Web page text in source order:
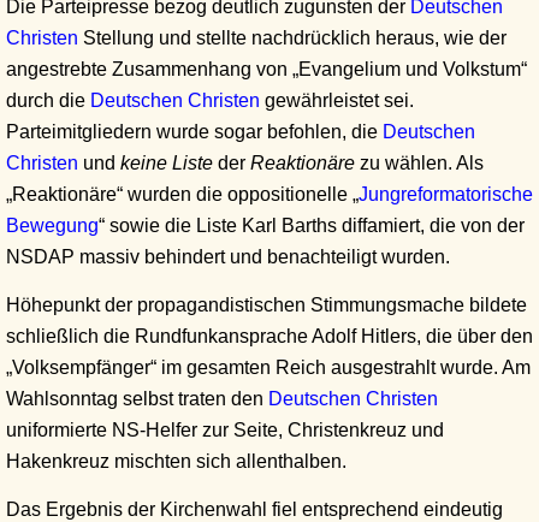
Die Parteipresse bezog deutlich zugunsten der Deutschen
Christen Stellung und stellte nachdrücklich heraus, wie der
angestrebte Zusammenhang von „Evangelium und Volkstum“
durch die Deutschen Christen gewährleistet sei.
Parteimitgliedern wurde sogar befohlen, die Deutschen
Christen und keine Liste der Reaktionäre zu wählen. Als
„Reaktionäre“ wurden die oppositionelle „Jungreformatorische
Bewegung“ sowie die Liste Karl Barths diffamiert, die von der
NSDAP massiv behindert und benachteiligt wurden.
Höhepunkt der propagandistischen Stimmungsmache bildete
schließlich die Rundfunkansprache Adolf Hitlers, die über den
„Volksempfänger“ im gesamten Reich ausgestrahlt wurde. Am
Wahlsonntag selbst traten den Deutschen Christen
uniformierte NS-Helfer zur Seite, Christenkreuz und
Hakenkreuz mischten sich allenthalben.
Das Ergebnis der Kirchenwahl fiel entsprechend eindeutig